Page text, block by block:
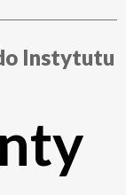
Instytutu